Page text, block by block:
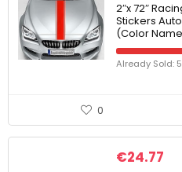
2″x 72″
Stickers
(Color
Already Sold:
0
€24.77